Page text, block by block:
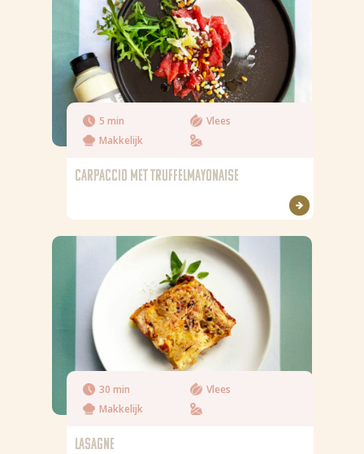
5 min
Vlees
Makkelijk
CARPACCIO MET TRUFFELMAYONAISE
30 min
Vlees
Makkelijk
LASAGNE